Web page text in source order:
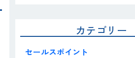
カテゴリー
セールスポイント